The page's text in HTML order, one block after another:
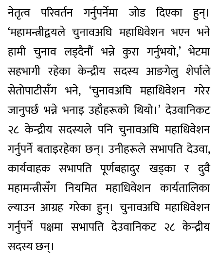
नेतृत्व परिवर्तन गर्नुपर्नेमा जोड दिएका हुन्।
‘महामन्त्रीद्वयले चुनावअघि महाधिवेशन भएन भने
हामी चुनाव लड्दैनौं भन्ने कुरा गर्नुभयो,’ भेटमा
सहभागी रहेका केन्द्रीय सदस्य आङगेलु शेर्पाले
सेतोपाटीसँग भने, ‘चुनावअघि महाधिवेशन गरेर
जानुपर्छ भन्ने भनाइ उहाँहरूको थियो।’ देउवानिकट
२८ केन्द्रीय सदस्यले पनि चुनावअघि महाधिवेशन
गर्नुपर्ने बताइरहेका छन्। उनीहरूले सभापति देउवा,
कार्यवाहक सभापति पूर्णबहादुर खड्का र दुवै
महामन्त्रीसँग नियमित महाधिवेशन कार्यतालिका
ल्याउन आग्रह गरेका हुन्। चुनावअघि महाधिवेशन
गर्नुपर्ने पक्षमा सभापति देउवानिकट २८ केन्द्रीय
सदस्य छन्।